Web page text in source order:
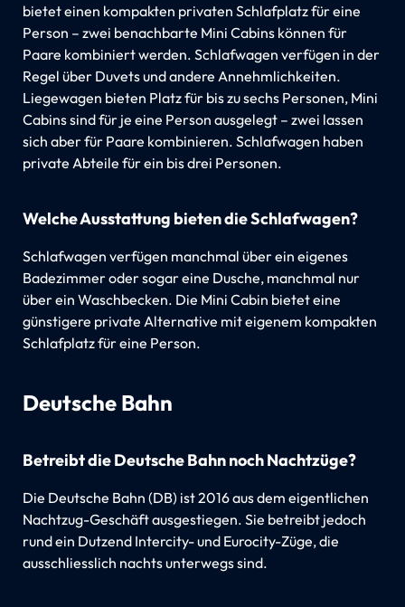
bietet einen kompakten privaten Schlafplatz für eine
Person – zwei benachbarte Mini Cabins können für
Paare kombiniert werden. Schlafwagen verfügen in der
Regel über Duvets und andere Annehmlichkeiten.
Liegewagen bieten Platz für bis zu sechs Personen, Mini
Cabins sind für je eine Person ausgelegt – zwei lassen
sich aber für Paare kombinieren. Schlafwagen haben
private Abteile für ein bis drei Personen.
Welche Ausstattung bieten die Schlafwagen?
Schlafwagen verfügen manchmal über ein eigenes
Badezimmer oder sogar eine Dusche, manchmal nur
über ein Waschbecken. Die Mini Cabin bietet eine
günstigere private Alternative mit eigenem kompakten
Schlafplatz für eine Person.
Deutsche Bahn
Betreibt die Deutsche Bahn noch Nachtzüge?
Die Deutsche Bahn (DB) ist 2016 aus dem eigentlichen
Nachtzug-Geschäft ausgestiegen. Sie betreibt jedoch
rund ein Dutzend Intercity- und Eurocity-Züge, die
ausschliesslich nachts unterwegs sind.